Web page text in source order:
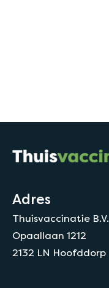
Adres
Thuisvaccinatie B.V.
Opaallaan 1212
2132 LN Hoofddorp